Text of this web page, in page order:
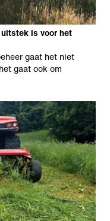
is voor het
gaat het niet
gaat ook om